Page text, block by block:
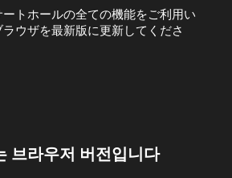
トホールの全ての機能をご利用い
ウザを最新版に更新してくださ
브라우저 버전입니다